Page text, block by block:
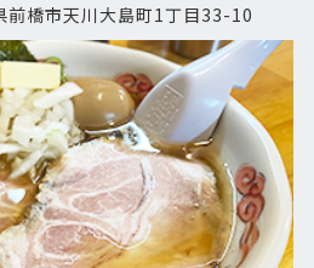
橋市天川大島町1丁目33-10